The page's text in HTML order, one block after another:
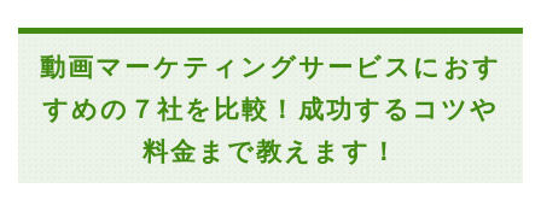
動画マーケティングサービスにおす
すめの７社を比較！成功するコツや
料金まで教えます！